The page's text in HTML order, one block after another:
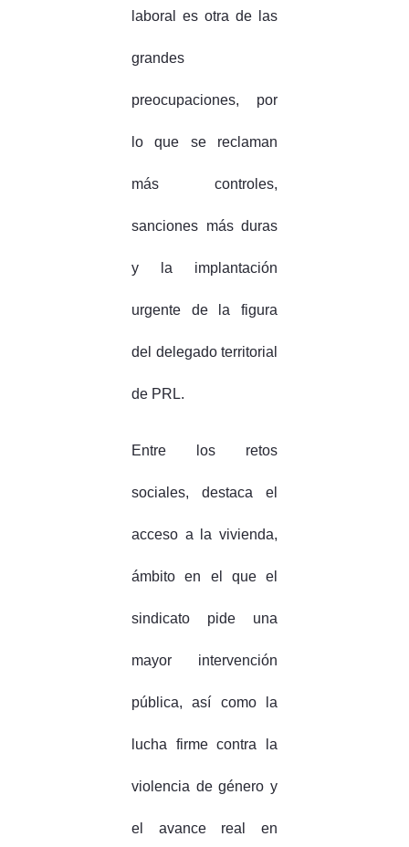
laboral es otra de las
grandes
preocupaciones, por
lo que se reclaman
más controles,
sanciones más duras
y la implantación
urgente de la figura
del delegado territorial
de PRL.
Entre los retos
sociales, destaca el
acceso a la vivienda,
ámbito en el que el
sindicato pide una
mayor intervención
pública, así como la
lucha firme contra la
violencia de género y
el avance real en